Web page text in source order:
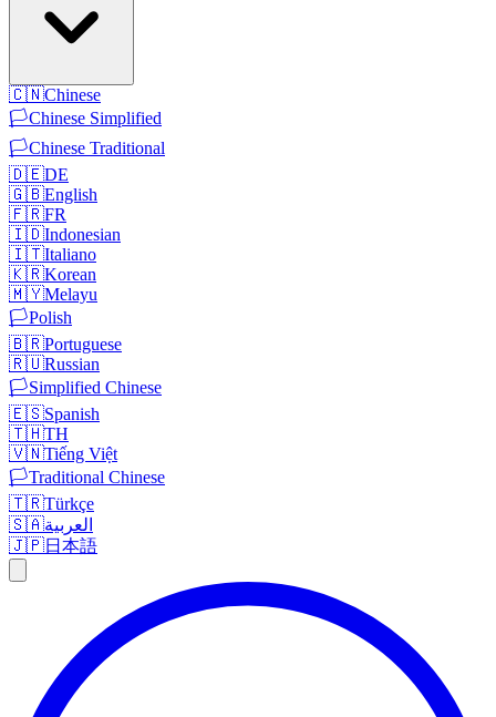
🇨🇳Chinese
🏳️Chinese Simplified
🏳️Chinese Traditional
🇩🇪DE
🇬🇧English
🇫🇷FR
🇮🇩Indonesian
🇮🇹Italiano
🇰🇷Korean
🇲🇾Melayu
🏳️Polish
🇧🇷Portuguese
🇷🇺Russian
🏳️Simplified Chinese
🇪🇸Spanish
🇹🇭TH
🇻🇳Tiếng Việt
🏳️Traditional Chinese
🇹🇷Türkçe
🇸🇦العربية
🇯🇵日本語